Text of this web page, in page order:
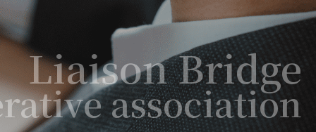
Liaison Bridge
association